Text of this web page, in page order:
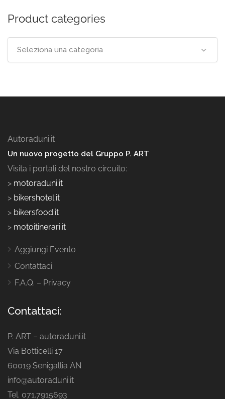
Product categories
Seleziona una categoria
Autoraduni.it
Un nuovo progetto del Gruppo P. ART
Visita i portali del nostro circuito:
> motoraduni.it
> bikershotel.it
> bikersfood.it
> motoitinerari.it
Aggiungi Evento
Contattaci
F.A.Q. – Privacy
Contattaci:
P. ART – autoraduni.it
Via Botticelli 17
60019 Senigallia AN
info@autoraduni.it
Tel. 071.7915693